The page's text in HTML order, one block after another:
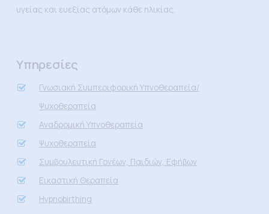
υγείας και ευεξίας ατόμων κάθε ηλικίας.
Υπηρεσίες
Γνωσιακή Συμπεριφορική Υπνοθεραπεία/
Ψυχοθεραπεία
Αναδρομική Υπνοθεραπεία
Ψυχοθεραπεία
Συμβουλευτική Γονέων, Παιδιών, Εφήβων
Εικαστική Θεραπεία
Hypnobirthing